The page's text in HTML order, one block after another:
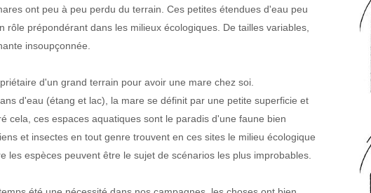
ont peu à peu perdu du terrain. Ces petites étendues d'eau peu
rôle prépondérant dans les milieux écologiques. De tailles variables,
insoupçonnée.
d'un grand terrain pour avoir une mare chez soi.
d'eau (étang et lac), la mare se définit par une petite superficie et
cela, ces espaces aquatiques sont le paradis d'une faune bien
et insectes en tout genre trouvent en ces sites le milieu écologique
les espèces peuvent être le sujet de scénarios les plus improbables.